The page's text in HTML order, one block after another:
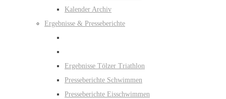
Kalender Archiv
Ergebnisse & Presseberichte
Ergebnisse Tölzer Triathlon
Presseberichte Schwimmen
Presseberichte Eisschwimmen